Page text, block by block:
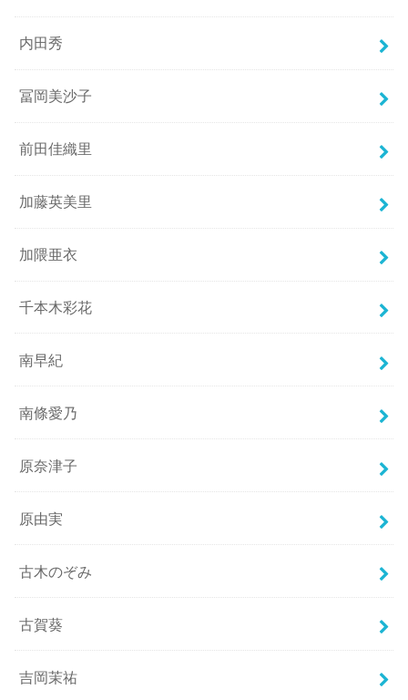
内田秀
冨岡美沙子
前田佳織里
加藤英美里
加隈亜衣
千本木彩花
南早紀
南條愛乃
原奈津子
原由実
古木のぞみ
古賀葵
吉岡茉祐